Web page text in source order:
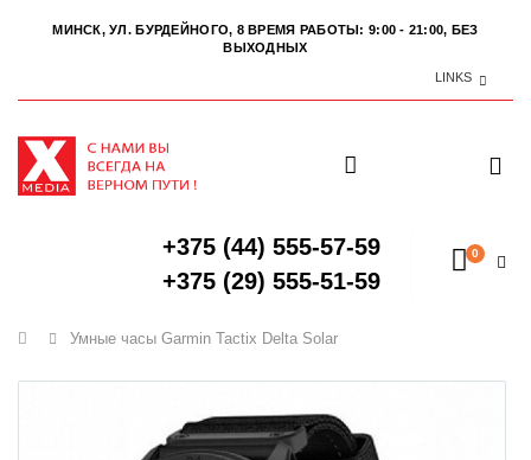
МИНСК, УЛ. БУРДЕЙНОГО, 8 ВРЕМЯ РАБОТЫ: 9:00 - 21:00, БЕЗ
ВЫХОДНЫХ
LINKS
+375 (44) 555-57-59
+375 (29) 555-51-59
0
Главная
Умные часы Garmin Tactix Delta Solar